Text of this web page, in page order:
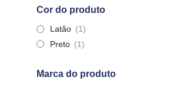
Cor do produto
Latão (1)
Preto (1)
Marca do produto